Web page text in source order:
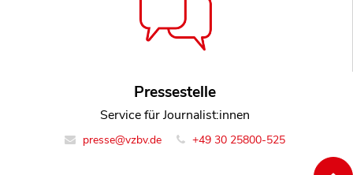
Pressestelle
Service für Journalist:innen
presse@vzbv.de +49 30 25800-525